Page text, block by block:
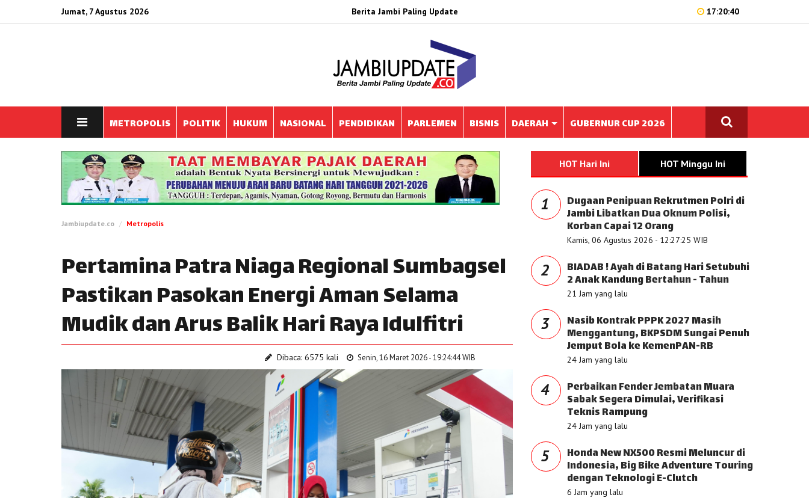
Jumat, 7 Agustus 2026 Berita Jambi Paling Update 17:20:40
METROPOLIS POLITIK HUKUM NASIONAL PENDIDIKAN PARLEMEN BISNIS DAERAH GUBERNUR CUP 2026
Jambiupdate.co Metropolis
Pertamina Patra Niaga Regional Sumbagsel
Pastikan Pasokan Energi Aman Selama
Mudik dan Arus Balik Hari Raya Idulfitri
Dibaca: 6575 kali Senin, 16 Maret 2026 - 19:24:44 WIB
HOT Hari Ini HOT Minggu Ini
1 Dugaan Penipuan Rekrutmen Polri di
Jambi Libatkan Dua Oknum Polisi,
Korban Capai 12 Orang
Kamis, 06 Agustus 2026 - 12:27:25 WIB
2 BIADAB ! Ayah di Batang Hari Setubuhi
2 Anak Kandung Bertahun - Tahun
21 Jam yang lalu
3 Nasib Kontrak PPPK 2027 Masih
Menggantung, BKPSDM Sungai Penuh
Jemput Bola ke KemenPAN-RB
24 Jam yang lalu
4 Perbaikan Fender Jembatan Muara
Sabak Segera Dimulai, Verifikasi
Teknis Rampung
24 Jam yang lalu
5 Honda New NX500 Resmi Meluncur di
Indonesia, Big Bike Adventure Touring
dengan Teknologi E-Clutch
6 Jam yang lalu